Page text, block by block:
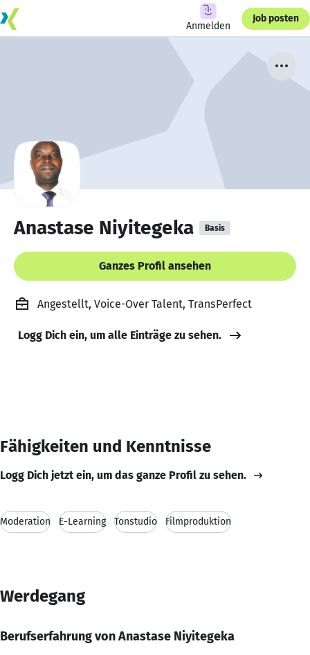
Anmelden
Job posten
Anastase Niyitegeka Basis
Ganzes Profil ansehen
Angestellt, Voice-Over Talent, TransPerfect
Logg Dich ein, um alle Einträge zu sehen.
Fähigkeiten und Kenntnisse
Logg Dich jetzt ein, um das ganze Profil zu sehen.
Moderation E-Learning Tonstudio Filmproduktion
Werdegang
Berufserfahrung von Anastase Niyitegeka